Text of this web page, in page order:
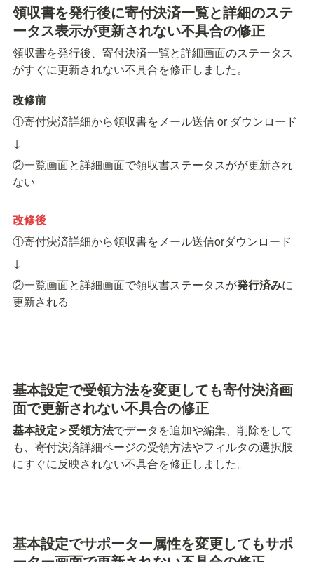
領収書を発行後に寄付決済一覧と詳細のステ
ータス表示が更新されない不具合の修正
領収書を発行後、寄付決済一覧と詳細画面のステータス
がすぐに更新されない不具合を修正しました。
改修前
①寄付決済詳細から領収書をメール送信 or ダウンロード
↓
②一覧画面と詳細画面で領収書ステータスがが更新され
ない
改修後
①寄付決済詳細から領収書をメール送信orダウンロード
↓
②一覧画面と詳細画面で領収書ステータスが発行済みに
更新される
基本設定で受領方法を変更しても寄付決済画
面で更新されない不具合の修正
基本設定＞受領方法でデータを追加や編集、削除をして
も、寄付決済詳細ページの受領方法やフィルタの選択肢
にすぐに反映されない不具合を修正しました。
基本設定でサポーター属性を変更してもサポ